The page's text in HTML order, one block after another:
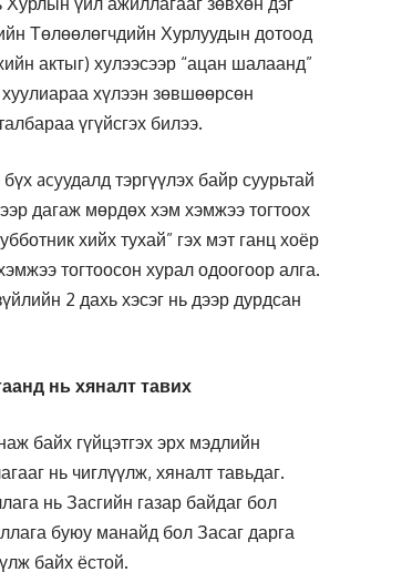
Төлөөлөгчдийн Хурлуудын дотоод
актыг) хулээсээр “ацан шалаанд”
хүлээн зөвшөөрсөн
үгүйсгэх билээ.
acyудалд тэргүүлэх байр суурьтай
дагаж мөрдөх хэм хэмжээ тогтоох
хийх тухай” гэх мэт ганц хоёр
тогтоосон хурал одоогоор алга.
2 дахь хэсэг нь дээр дурдсан
нь хяналт тавих
байх гүйцэтгэх эрх мэдлийн
нь чиглүүлж, хяналт тавьдаг.
нь Засгийн газар байдаг бол
буюу манайд бол Засаг дарга
байх ёстой.